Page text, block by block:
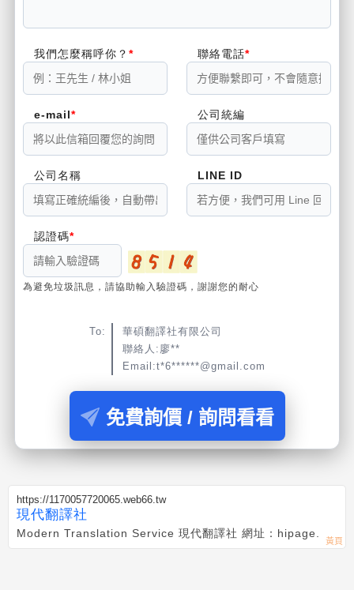
我們怎麼稱呼你？ 聯絡電話
e-mail 公司統編
公司名稱 LINE ID
認證碼
為避免垃圾訊息，請協助輸入驗證碼，謝謝您的耐心
To:
華碩翻譯社有限公司
聯絡人:廖**
Email:t*6******@gmail.com
免費詢價 / 詢問看看
https://1170057720065.web66.tw
現代翻譯社
Modern Translation Service 現代翻譯社 網址：hipage.